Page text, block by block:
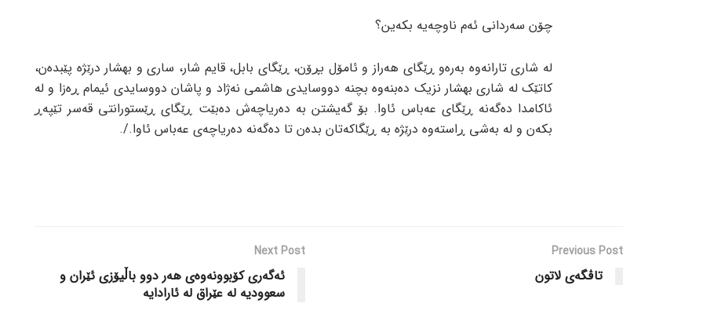
چۆن سەردانی ئەم ناوچەیە بکەین؟
لە شاری تارانەوە بەرەو ڕێگای هەراز و ئامۆل بڕۆن، ڕێگای بابل، قایم شار، ساری و بهشار درێژە پێبدەن،
کاتێک لە شاری بهشار نزیک دەبنەوە بچنە دووسایدی هاشمی نەژاد و پاشان دووسایدی ئیمام ڕەزا و لە
ئاکامدا دەگەنە ڕێگای عەباس ئاوا. بۆ گەیشتن بە دەریاچەش دەبێت ڕێگای ڕێستورانتی قەسر تێپەڕ
بکەن و لە بەشی ڕاستەوە درێژە بە ڕێگاکەتان بدەن تا دەگەنە دەریاچەی عەباس ئاوا./.
Previous Post
تاڤگەی لاتون
Next Post
ئەگەری کۆبوونەوەی هەر دوو باڵیۆزی ئێران و
سعوودیە لە عێراق لە ئارادایە